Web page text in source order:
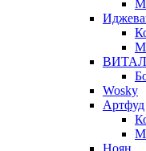
ВИТАЛ
Wosky
Артфуд
Ноян